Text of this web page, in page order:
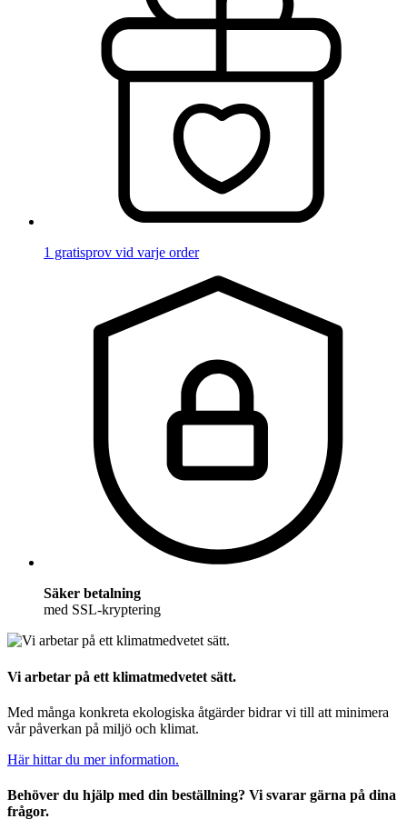
1 gratisprov vid varje order
Säker betalning
med SSL-kryptering
Vi arbetar på ett klimatmedvetet sätt.
Med många konkreta ekologiska åtgärder bidrar vi till att minimera
vår påverkan på miljö och klimat.
Här hittar du mer information.
Behöver du hjälp med din beställning? Vi svarar gärna på dina
frågor.